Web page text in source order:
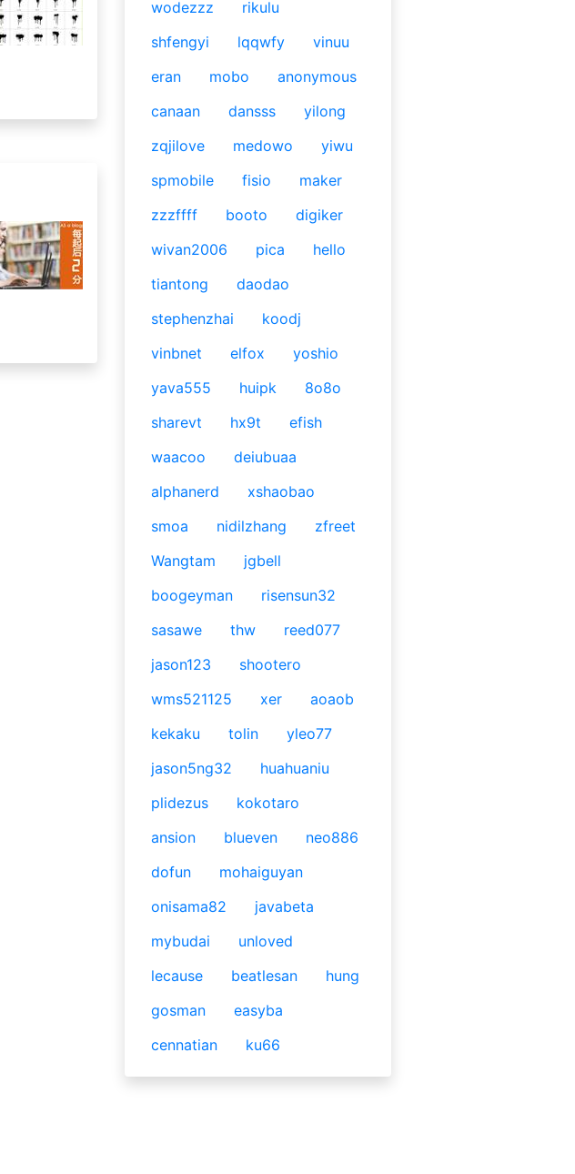
wodezzz
rikulu
shfengyi
lqqwfy
vinuu
eran
mobo
anonymous
canaan
dansss
yilong
zqjilove
medowo
yiwu
spmobile
fisio
maker
zzzffff
booto
digiker
wivan2006
pica
hello
tiantong
daodao
stephenzhai
koodj
vinbnet
elfox
yoshio
yava555
huipk
8o8o
sharevt
hx9t
efish
waacoo
deiubuaa
alphanerd
xshaobao
smoa
nidilzhang
zfreet
Wangtam
jgbell
boogeyman
risensun32
sasawe
thw
reed077
jason123
shootero
wms521125
xer
aoaob
kekaku
tolin
yleo77
jason5ng32
huahuaniu
plidezus
kokotaro
ansion
blueven
neo886
dofun
mohaiguyan
onisama82
javabeta
mybudai
unloved
lecause
beatlesan
hung
gosman
easyba
cennatian
ku66